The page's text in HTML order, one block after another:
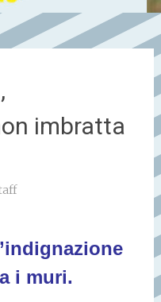
imbratta
i muri.